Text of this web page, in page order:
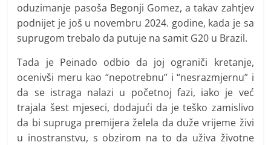
oduzimanje pasoša Begonji Gomez, a takav zahtjev
podnijet je još u novembru 2024. godine, kada je sa
suprugom trebalo da putuje na samit G20 u Brazil.
Tada je Peinado odbio da joj ograniči kretanje,
ocenivši meru kao “nepotrebnu” i “nesrazmjernu” i
da se istraga nalazi u početnoj fazi, iako je već
trajala šest mjeseci, dodajući da je teško zamislivo
da bi supruga premijera želela da duže vrijeme živi
u inostranstvu, s obzirom na to da uživa životne